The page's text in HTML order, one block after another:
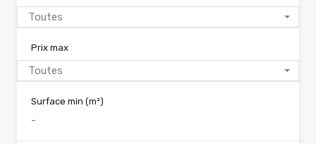
Toutes
Prix max
Toutes
Surface min (m²)